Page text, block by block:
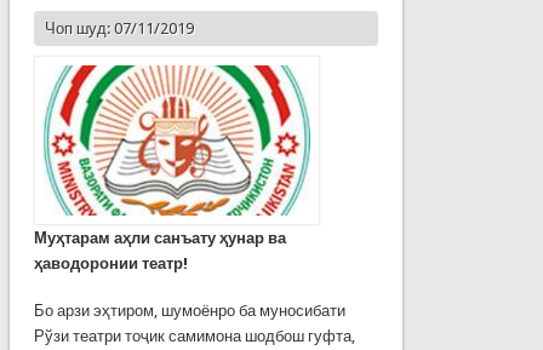
Чоп шуд: 07/11/2019
Муҳтарам аҳли санъату ҳунар ва
ҳаводоронии театр!
Бо арзи эҳтиром‚ шумоёнро ба муносибати
Рўзи театри тоҷик самимона шодбош гуфта,